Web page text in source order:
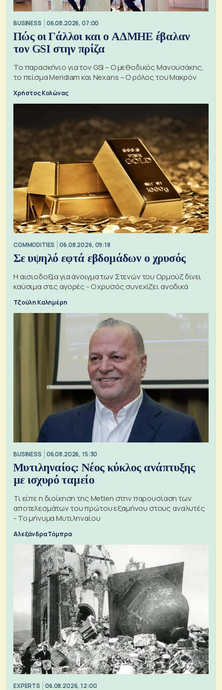
BUSINESS 06.08.2026, 07:00
Πώς οι Γάλλοι και ο ΑΔΜΗΕ έβαλαν
τον GSI στην πρίζα
Το παρασκήνιο για τον GSI – Ο μεθοδικός Μανουσάκης,
το πείσμα Meridiam και Nexans – Ο ρόλος του Μακρόν
Χρήστος Κολώνας
COMMODITIES 06.08.2026, 09:18
Σε υψηλό εφτά εβδομάδων ο χρυσός
Η αισιοδοξία για άνοιγμα των Στενών του Ορμούζ δίνει
καύσιμα στις αγορές - Ο χρυσός συνεχίζει ανοδικά
Τζούλη Καλημέρη
BUSINESS 06.08.2026, 15:30
Μυτιληναίος: Νέος κύκλος ανάπτυξης
με ισχυρό ταμείο
Τι είπε η διοίκηση της Metlen στην παρουσίαση των
αποτελεσμάτων του πρώτου εξαμήνου στους αναλυτές
- Το μήνυμα Μυτιληναίου
Αλεξάνδρα Τόμπρα
EXPERTS 06.08.2026, 12:00